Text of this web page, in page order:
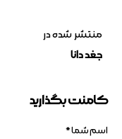
منتشر شده در
جغد دانا
کامنت بگذارید